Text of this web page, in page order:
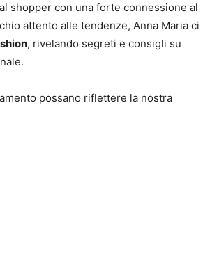
shopper con una forte connessione al
attento alle tendenze, Anna Maria ci
, rivelando segreti e consigli su
possano riflettere la nostra